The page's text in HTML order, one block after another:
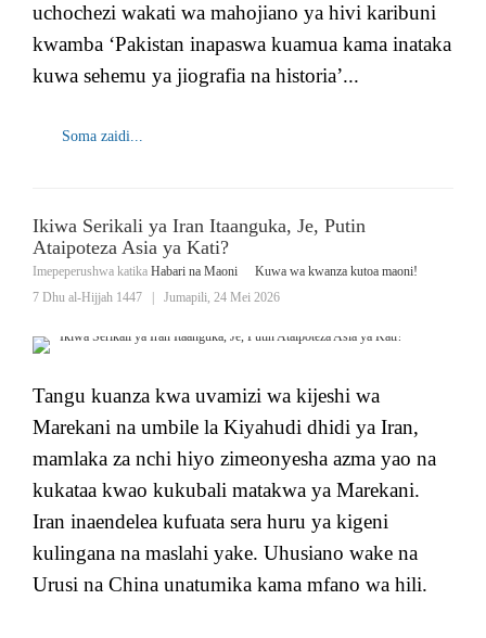
uchochezi wakati wa mahojiano ya hivi karibuni
kwamba ‘Pakistan inapaswa kuamua kama inataka
kuwa sehemu ya jiografia na historia’...
Soma zaidi...
Ikiwa Serikali ya Iran Itaanguka, Je, Putin
Ataipoteza Asia ya Kati?
Imepeperushwa katika Habari na Maoni
Kuwa wa kwanza kutoa maoni!
7 Dhu al-Hijjah 1447
Jumapili, 24 Mei 2026
Tangu kuanza kwa uvamizi wa kijeshi wa
Marekani na umbile la Kiyahudi dhidi ya Iran,
mamlaka za nchi hiyo zimeonyesha azma yao na
kukataa kwao kukubali matakwa ya Marekani.
Iran inaendelea kufuata sera huru ya kigeni
kulingana na maslahi yake. Uhusiano wake na
Urusi na China unatumika kama mfano wa hili.